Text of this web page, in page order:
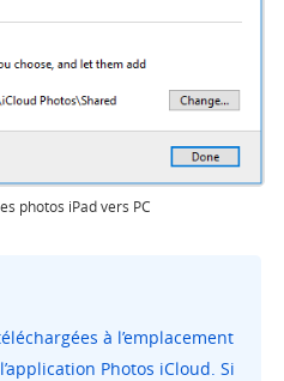
photos iPad vers PC
à l’emplacement
Photos iCloud. Si